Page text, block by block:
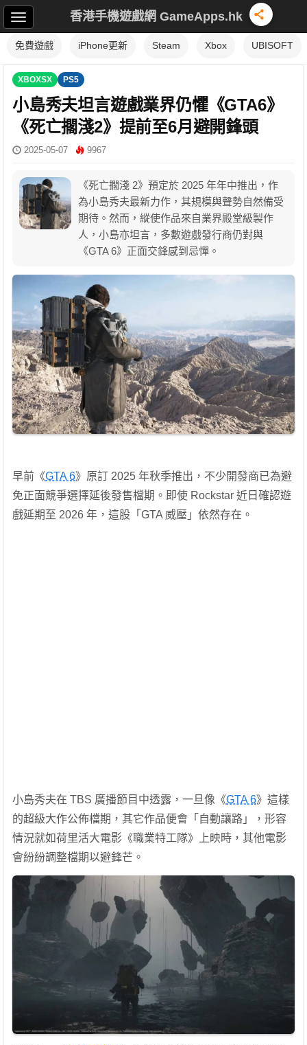
香港手機遊戲網 GameApps.hk
免費遊戲 iPhone更新 Steam Xbox UBISOFT
XBOXSX PS5
小島秀夫坦言遊戲業界仍懼《GTA6》
《死亡擱淺2》提前至6月避開鋒頭
2025-05-07 9967
《死亡擱淺 2》預定於 2025 年年中推出，作
為小島秀夫最新力作，其規模與聲勢自然備受
期待。然而，縱使作品來自業界殿堂級製作
人，小島亦坦言，多數遊戲發行商仍對與
《GTA 6》正面交鋒感到忌憚。
早前《GTA 6》原訂 2025 年秋季推出，不少開發商已為避
免正面競爭選擇延後發售檔期。即使 Rockstar 近日確認遊
戲延期至 2026 年，這股「GTA 威壓」依然存在。
小島秀夫在 TBS 廣播節目中透露，一旦像《GTA 6》這樣
的超級大作公佈檔期，其它作品便會「自動讓路」，形容
情況就如荷里活大電影《職業特工隊》上映時，其他電影
會紛紛調整檔期以避鋒芒。